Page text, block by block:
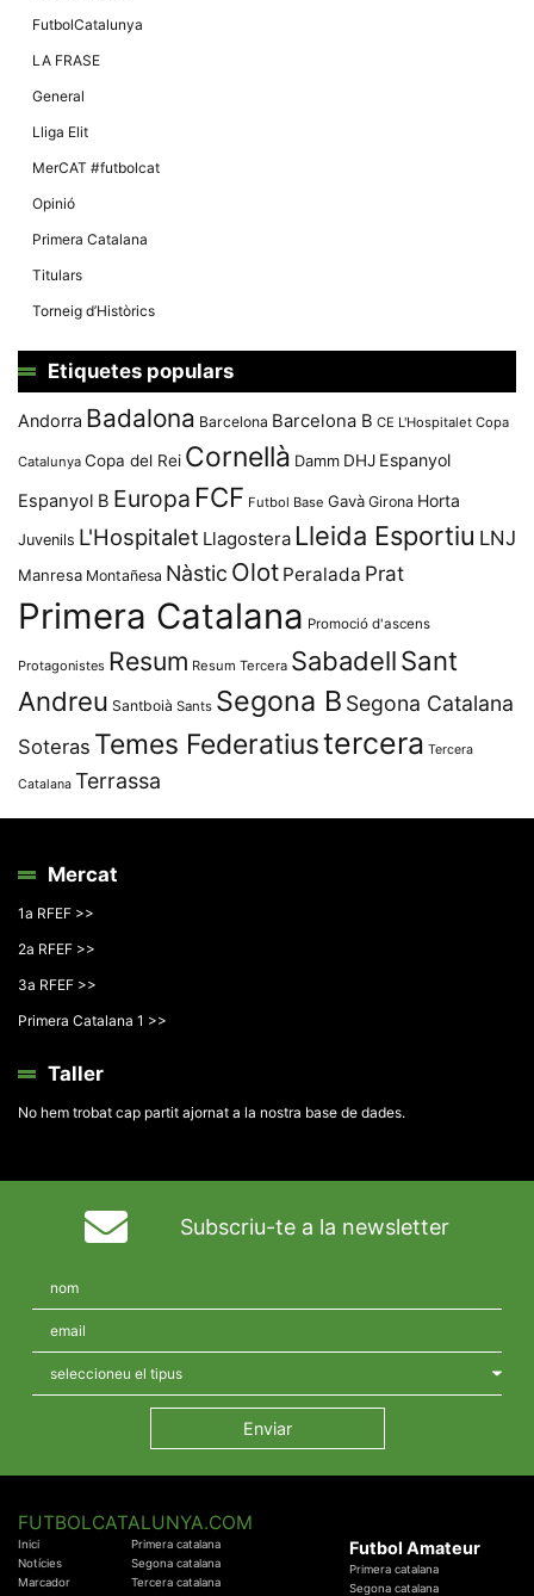
FutbolCatalunya
LA FRASE
General
Lliga Elit
MerCAT #futbolcat
Opinió
Primera Catalana
Titulars
Torneig d’Històrics
Etiquetes populars
Andorra Badalona Barcelona Barcelona B CE L'Hospitalet Copa
Catalunya Copa del Rei Cornellà Damm DHJ Espanyol
Espanyol B Europa FCF Futbol Base Gavà Girona Horta
Juvenils L'Hospitalet Llagostera Lleida Esportiu LNJ
Manresa Montañesa Nàstic Olot Peralada Prat
Primera Catalana Promoció d'ascens
Protagonistes Resum Resum Tercera SabadellSant
Andreu Santboià Sants Segona B Segona Catalana
Soteras Temes Federatiustercera Tercera
Catalana Terrassa
Mercat
1a RFEF >>
2a RFEF >>
3a RFEF >>
Primera Catalana 1 >>
Taller
No hem trobat cap partit ajornat a la nostra base de dades.
Subscriu-te a la newsletter
FUTBOLCATALUNYA.COM
Inici
Notícies
Marcador
Primera catalana
Segona catalana
Tercera catalana
Futbol Amateur
Primera catalana
Segona catalana